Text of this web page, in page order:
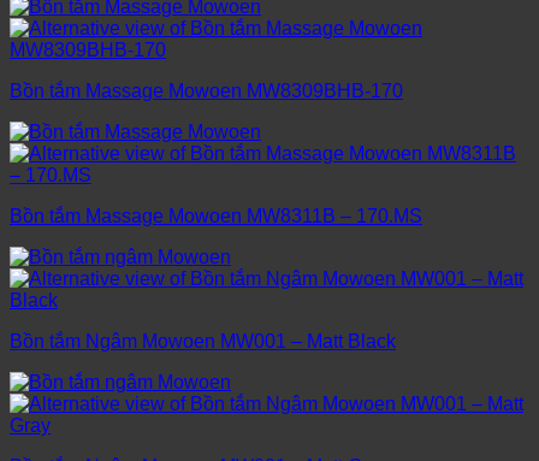
Bồn tắm Massage Mowoen MW8309BHB-170
Bồn tắm Massage Mowoen MW8311B – 170.MS
Bồn tắm Ngâm Mowoen MW001 – Matt Black